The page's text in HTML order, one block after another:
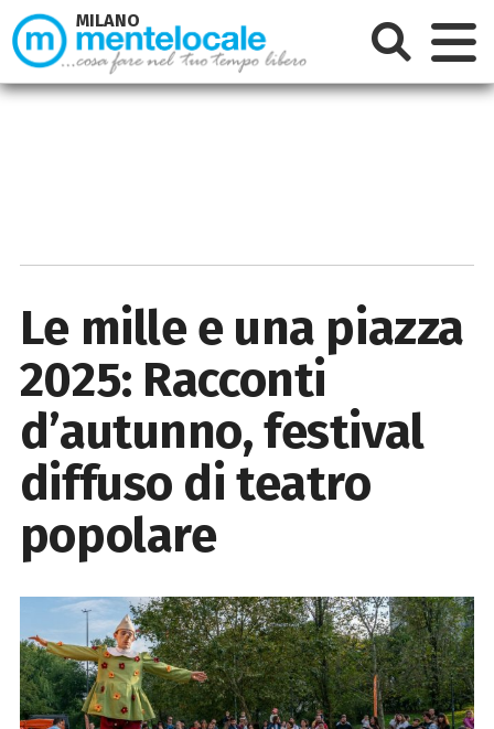
Le mille e una piazza
2025: Racconti
d’autunno, festival
diffuso di teatro
popolare
MILANO